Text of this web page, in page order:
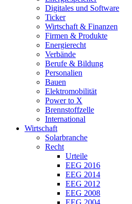
Digitales und Software
Ticker
Wirtschaft & Finanzen
Firmen & Produkte
Energierecht
Verbände
Berufe & Bildung
Personalien
Bauen
Elektromobilität
Power to X
Brennstoffzelle
International
Wirtschaft
Solarbranche
Recht
Urteile
EEG 2016
EEG 2014
EEG 2012
EEG 2008
EEG 2004